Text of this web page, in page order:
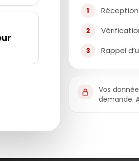
1
2
3 Rappel
Vos
demande.